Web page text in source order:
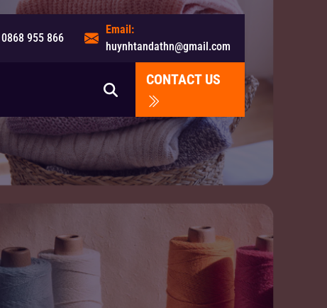
0868 955 866
Email:
huynhtandathn@gmail.com
CONTACT US